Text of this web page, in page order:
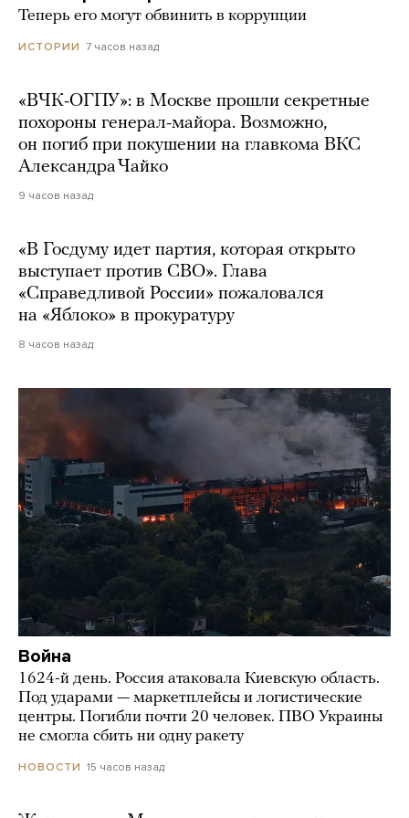
Теперь его могут обвинить в коррупции
ИСТОРИИ 7 часов назад
«ВЧК-ОГПУ»: в Москве прошли секретные
похороны генерал-майора. Возможно,
он погиб при покушении на главкома ВКС
Александра Чайко
9 часов назад
«В Госдуму идет партия, которая открыто
выступает против СВО». Глава
«Справедливой России» пожаловался
на «Яблоко» в прокуратуру
8 часов назад
Война
1624-й день. Россия атаковала Киевскую область.
Под ударами — маркетплейсы и логистические
центры. Погибли почти 20 человек. ПВО Украины
не смогла сбить ни одну ракету
НОВОСТИ 15 часов назад